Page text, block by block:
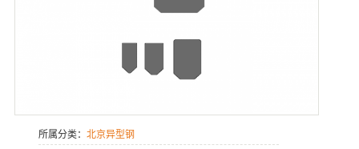
所属分类：北京异型钢